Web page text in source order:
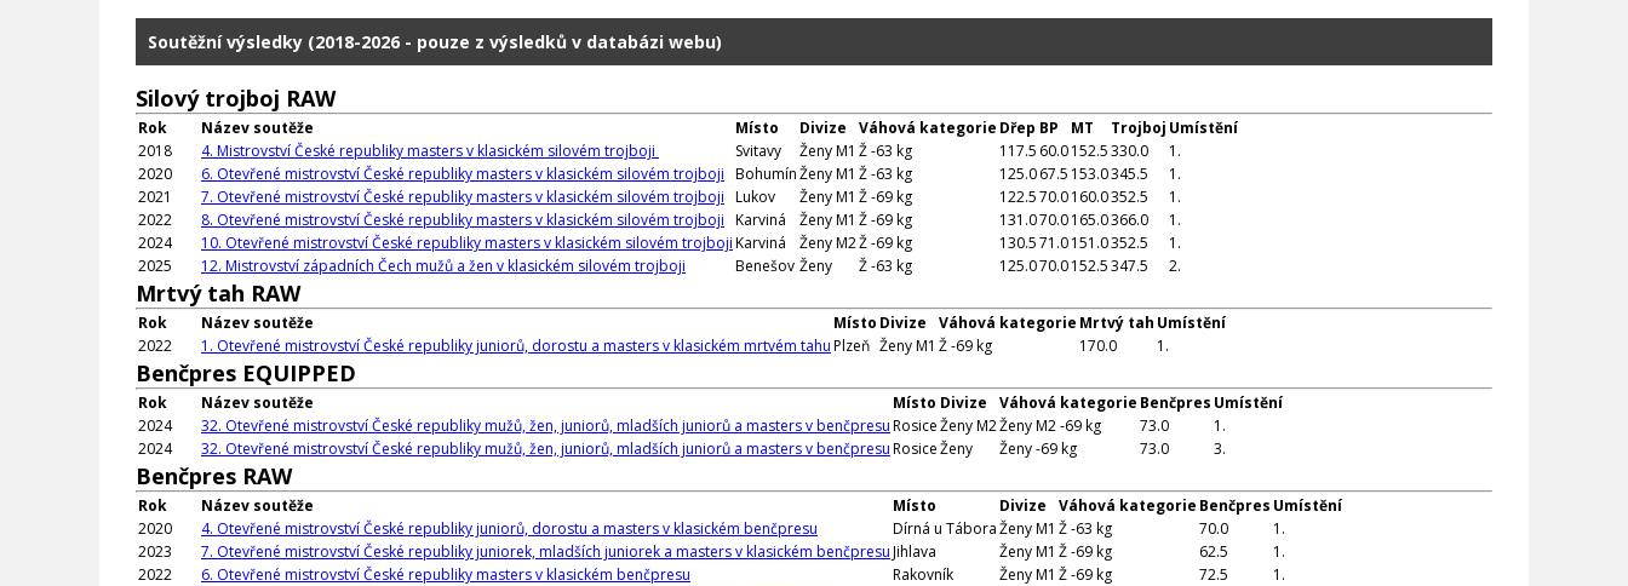
Soutěžní výsledky (2018-2026 - pouze z výsledků v databázi webu)
Silový trojboj RAW
Rok Název soutěže Místo Divize Váhová kategorie Dřep BP MT Trojboj Umístění
2018
4. Mistrovství České republiky masters v klasickém silovém trojboji Svitavy Ženy M1 Ž -63 kg 117.5 60.0152.5330.0
1.
2020
6. Otevřené mistrovství České republiky masters v klasickém silovém trojboji BohumínŽeny M1 Ž -63 kg 125.067.5 153.0345.5
1.
2021
7. Otevřené mistrovství České republiky masters v klasickém silovém trojboji Lukov Ženy M1 Ž -69 kg 122.570.0160.0352.5
1.
2022
8. Otevřené mistrovství České republiky masters v klasickém silovém trojboji Karviná Ženy M1 Ž -69 kg 131.070.0165.0366.0
1.
2024
10. Otevřené mistrovství České republiky masters v klasickém silovém trojbojiKarviná Ženy M2Ž -69 kg 130.571.0151.0352.5
1.
2025
12. Mistrovství západních Čech mužů a žen v klasickém silovém trojboji Benešov Ženy Ž -63 kg 125.070.0152.5347.5 2.
Mrtvý tah RAW
Rok Název soutěže Místo Divize Váhová kategorie Mrtvý tah Umístění
2022
1. Otevřené mistrovství České republiky juniorů, dorostu a masters v klasickém mrtvém tahuPlzeň Ženy M1 Ž -69 kg 170.0 1.
Benčpres EQUIPPED
Rok Název soutěže Místo Divize Váhová kategorie Benčpres Umístění
2024
32. Otevřené mistrovství České republiky mužů, žen, juniorů, mladších juniorů a masters v benčpresuRosiceŽeny M2Ženy M2 -69 kg 73.0
1.
2024
32. Otevřené mistrovství České republiky mužů, žen, juniorů, mladších juniorů a masters v benčpresuRosiceŽeny Ženy -69 kg 73.0 3.
Benčpres RAW
Rok Název soutěže Místo Divize Váhová kategorie Benčpres Umístění
2020
4. Otevřené mistrovství České republiky juniorů, dorostu a masters v klasickém benčpresu Dírná u TáboraŽeny M1 Ž -63 kg 70.0
1.
2023
7. Otevřené mistrovství České republiky juniorek, mladších juniorek a masters v klasickém benčpresuJihlava Ženy M1 Ž -69 kg 62.5
1.
2022
6. Otevřené mistrovství České republiky masters v klasickém benčpresu Rakovník Ženy M1 Ž -69 kg 72.5
1.